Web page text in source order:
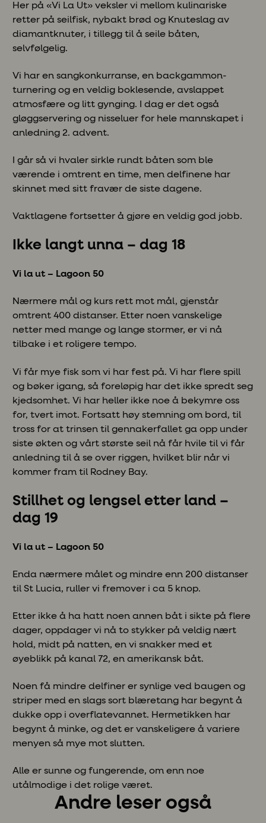
Her på «Vi La Ut» veksler vi mellom kulinariske
retter på seilfisk, nybakt brød og Knuteslag av
diamantknuter, i tillegg til å seile båten,
selvfølgelig.
Vi har en sangkonkurranse, en backgammon-
turnering og en veldig boklesende, avslappet
atmosfære og litt gynging. I dag er det også
gløggservering og nisseluer for hele mannskapet i
anledning 2. advent.
I går så vi hvaler sirkle rundt båten som ble
værende i omtrent en time, men delfinene har
skinnet med sitt fravær de siste dagene.
Vaktlagene fortsetter å gjøre en veldig god jobb.
Ikke langt unna – dag 18
Vi la ut – Lagoon 50
Nærmere mål og kurs rett mot mål, gjenstår
omtrent 400 distanser. Etter noen vanskelige
netter med mange og lange stormer, er vi nå
tilbake i et roligere tempo.
Vi får mye fisk som vi har fest på. Vi har flere spill
og bøker igang, så foreløpig har det ikke spredt seg
kjedsomhet. Vi har heller ikke noe å bekymre oss
for, tvert imot. Fortsatt høy stemning om bord, til
tross for at trinsen til gennakerfallet ga opp under
siste økten og vårt største seil nå får hvile til vi får
anledning til å se over riggen, hvilket blir når vi
kommer fram til Rodney Bay.
Stillhet og lengsel etter land –
dag 19
Vi la ut – Lagoon 50
Enda nærmere målet og mindre enn 200 distanser
til St Lucia, ruller vi fremover i ca 5 knop.
Etter ikke å ha hatt noen annen båt i sikte på flere
dager, oppdager vi nå to stykker på veldig nært
hold, midt på natten, en vi snakker med et
øyeblikk på kanal 72, en amerikansk båt.
Noen få mindre delfiner er synlige ved baugen og
striper med en slags sort blæretang har begynt å
dukke opp i overflatevannet. Hermetikken har
begynt å minke, og det er vanskeligere å variere
menyen så mye mot slutten.
Alle er sunne og fungerende, om enn noe
utålmodige i det rolige været.
Andre leser også